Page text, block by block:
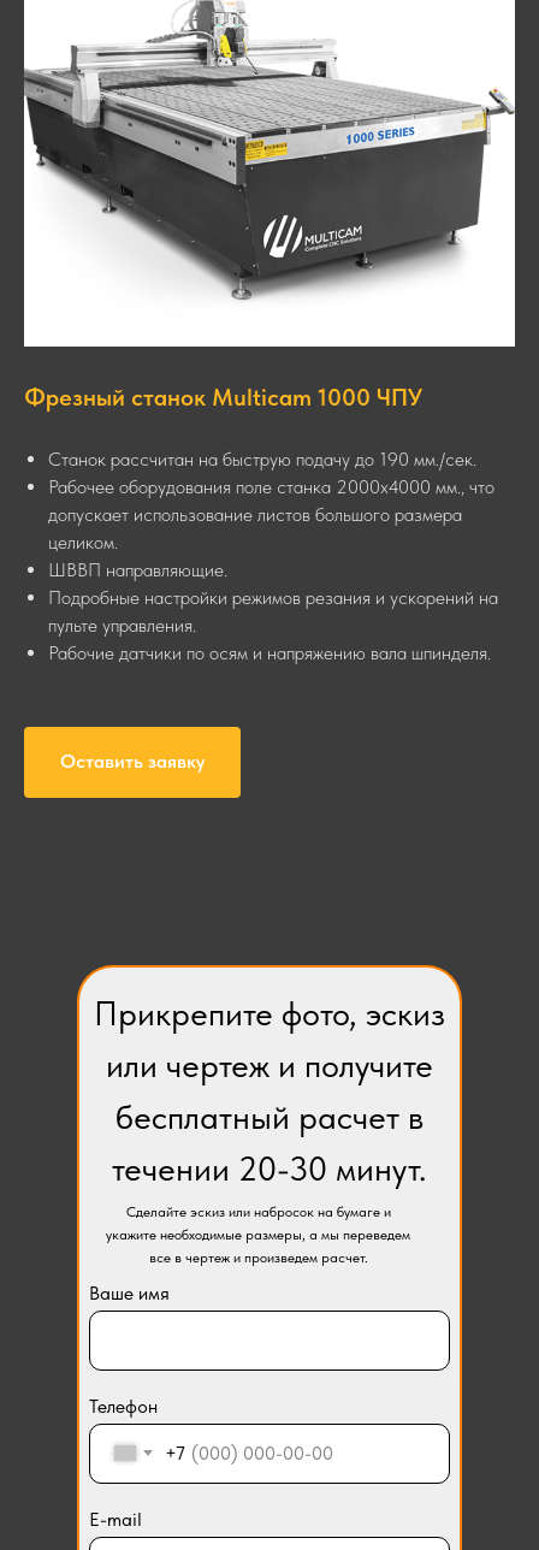
Фрезный станок Multicam 1000 ЧПУ
Станок рассчитан на быструю подачу до 190 мм./сек.
Рабочее оборудования поле станка 2000х4000 мм., что
допускает использование листов большого размера
целиком.
ШВВП направляющие.
Подробные настройки режимов резания и ускорений на
пульте управления.
Рабочие датчики по осям и напряжению вала шпинделя.
Оставить заявку
Прикрепите фото, эскиз
или чертеж и получите
бесплатный расчет в
течении 20-30 минут.
Ваше имя
Телефон
+7
E-mail
Сделайте эскиз или набросок на бумаге и
укажите необходимые размеры, а мы переведем
все в чертеж и произведем расчет.